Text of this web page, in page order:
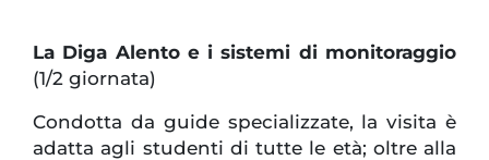
La Diga Alento e i sistemi di monitoraggio
(1/2 giornata)
Condotta da guide specializzate, la visita è
adatta agli studenti di tutte le età; oltre alla